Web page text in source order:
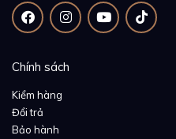
Chính sách
Kiểm hàng
Đổi trả
Bảo hành